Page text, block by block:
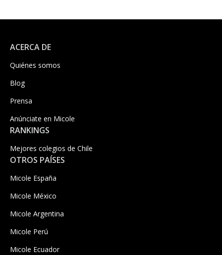
ACERCA DE
Quiénes somos
Blog
Prensa
Anúnciate en Micole
RANKINGS
Mejores colegios de Chile
OTROS PAÍSES
Micole España
Micole México
Micole Argentina
Micole Perú
Micole Ecuador